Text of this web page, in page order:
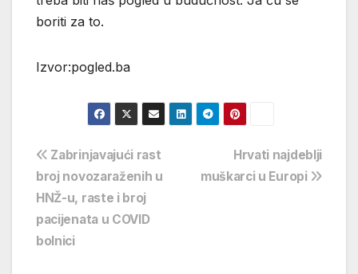
boriti za to.
Izvor:pogled.ba
Navigacija
objava
Hrvati najdeblji
muškarci u Europi
Zabrinjavajući rast
broj novozaraženih u
HNŽ-u, raste i broj
pacijenata u COVID
bolnici